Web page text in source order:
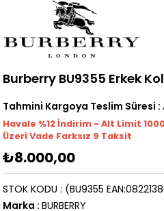
Burberry BU9355 Erkek
Tahmini Kargoya Teslim Süresi :
Havale %12 İndirim - Alt Limit
Üzeri Vade Farksız 9 Taksit
₺8.000,00
(BU9355
STOK KODU
Marka : BURBERRY